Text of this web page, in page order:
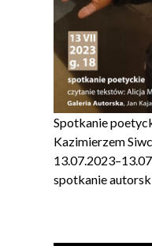
Spotkanie
Kazimierzem
13.07.2023–
spotkanie